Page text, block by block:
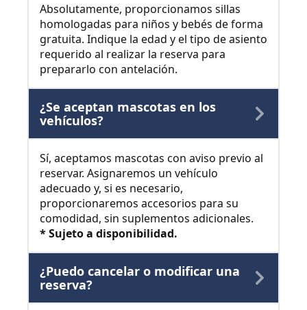
Absolutamente, proporcionamos sillas
homologadas para niños y bebés de forma
gratuita. Indique la edad y el tipo de asiento
requerido al realizar la reserva para
prepararlo con antelación.
¿Se aceptan mascotas en los
vehículos?
Sí, aceptamos mascotas con aviso previo al
reservar. Asignaremos un vehículo
adecuado y, si es necesario,
proporcionaremos accesorios para su
comodidad, sin suplementos adicionales.
* Sujeto a disponibilidad.
¿Puedo cancelar o modificar una
reserva?